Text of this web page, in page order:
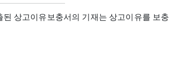
상고이유보충서의 기재는 상고이유를 보충